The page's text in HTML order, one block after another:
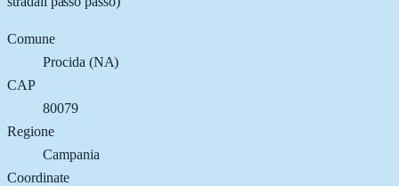
Comune
Procida (NA)
CAP
80079
Regione
Campania
Coordinate